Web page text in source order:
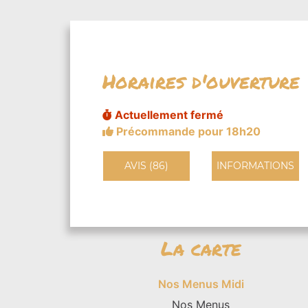
Horaires d'ouverture
Actuellement fermé
Précommande pour 18h20
AVIS (86) INFORMATIONS
La carte
Nos Menus Midi
Nos Menus